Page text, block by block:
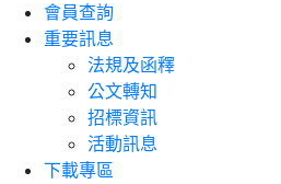
會員查詢
重要訊息
法規及函釋
公文轉知
招標資訊
活動訊息
下載專區